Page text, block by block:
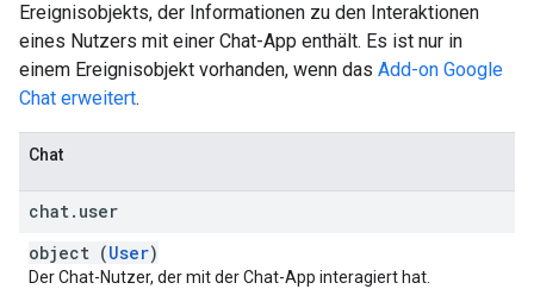
Ereignisobjekts, der Informationen zu den Interaktionen
eines Nutzers mit einer Chat-App enthält. Es ist nur in
einem Ereignisobjekt vorhanden, wenn das Add-on Google
Chat erweitert.
Chat
chat. user
object (User)
Der Chat-Nutzer, der mit der Chat-App interagiert hat.